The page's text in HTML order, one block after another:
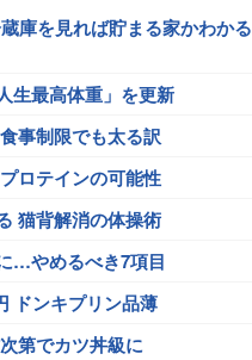
庫を見れば貯まる家かわかる
生最高体重」を更新
事制限でも太る訳
ロテインの可能性
猫背解消の体操術
…やめるべき7項目
ドンキプリン品薄
第でカツ丼級に